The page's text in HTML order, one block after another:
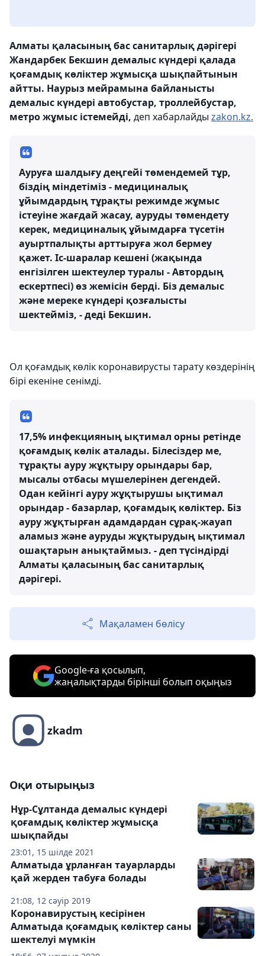
Алматы қаласының бас санитарлық дәрігері
Жандарбек Бекшин демалыс күндері қалада
қоғамдық көліктер жұмысқа шықпайтынын
айтты. Наурыз мейрамына байланысты
демалыс күндері автобустар, троллейбустар,
метро жұмыс істемейді, деп хабарлайды zakon.kz.
Ауруға шалдығу деңгейі төмендемей тұр,
біздің міндетіміз - медициналық
ұйымдардың тұрақты режимде жұмыс
істеуіне жағдай жасау, ауруды төмендету
керек, медициналық ұйымдарға түсетін
ауыртпалықты арттыруға жол бермеу
қажет. Іс-шаралар кешені (жақында
енгізілген шектеулер туралы - Автордың
ескертпесі) өз жемісін берді. Біз демалыс
және мереке күндері қозғалысты
шектейміз, - деді Бекшин.
Ол қоғамдық көлік коронавирусты тарату көздерінің
бірі екеніне сенімді.
17,5% инфекцияның ықтимал орны ретінде
қоғамдық көлік аталады. Білесіздер ме,
тұрақты ауру жұқтыру орындары бар,
мысалы отбасы мүшелерінен дегендей.
Одан кейінгі ауру жұқтырушы ықтимал
орындар - базарлар, қоғамдық көліктер. Біз
ауру жұқтырған адамдардан сұрақ-жауап
аламыз және ауруды жұқтырудың ықтимал
ошақтарын анықтаймыз. - деп түсіндірді
Алматы қаласының бас санитарлық
дәрігері.
Мақаламен бөлісу
Google-ға қосылып,
жаңалықтарды бірінші болып оқыңыз
zkadm
Оқи отырыңыз
23:01, 15 шілде 2021
Нұр-Сұлтанда демалыс күндері
қоғамдық көліктер жұмысқа
шықпайды
21:08, 12 сәуір 2019
Алматыда ұрланған тауарларды
қай жерден табуға болады
Коронавирустың кесірінен
Алматыда қоғамдық көліктер саны
шектелуі мүмкін